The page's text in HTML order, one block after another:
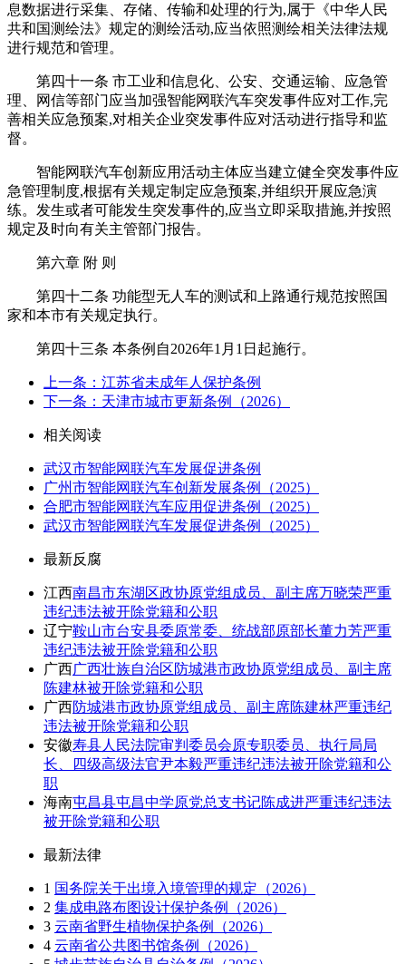
息数据进行采集、存储、传输和处理的行为,属于《中华人民
共和国测绘法》规定的测绘活动,应当依照测绘相关法律法规
进行规范和管理。
第四十一条 市工业和信息化、公安、交通运输、应急管
理、网信等部门应当加强智能网联汽车突发事件应对工作,完
善相关应急预案,对相关企业突发事件应对活动进行指导和监
督。
智能网联汽车创新应用活动主体应当建立健全突发事件应
急管理制度,根据有关规定制定应急预案,并组织开展应急演
练。发生或者可能发生突发事件的,应当立即采取措施,并按照
规定及时向有关主管部门报告。
第六章 附 则
第四十二条 功能型无人车的测试和上路通行规范按照国
家和本市有关规定执行。
第四十三条 本条例自2026年1月1日起施行。
上一条：江苏省未成年人保护条例
下一条：天津市城市更新条例（2026）
相关阅读
武汉市智能网联汽车发展促进条例
广州市智能网联汽车创新发展条例（2025）
合肥市智能网联汽车应用促进条例（2025）
武汉市智能网联汽车发展促进条例（2025）
最新反腐
江西南昌市东湖区政协原党组成员、副主席万晓荣严重
违纪违法被开除党籍和公职
辽宁鞍山市台安县委原常委、统战部原部长董力芳严重
违纪违法被开除党籍和公职
广西广西壮族自治区防城港市政协原党组成员、副主席
陈建林被开除党籍和公职
广西防城港市政协原党组成员、副主席陈建林严重违纪
违法被开除党籍和公职
安徽寿县人民法院审判委员会原专职委员、执行局局
长、四级高级法官尹本毅严重违纪违法被开除党籍和公
职
海南屯昌县屯昌中学原党总支书记陈成进严重违纪违法
被开除党籍和公职
最新法律
1 国务院关于出境入境管理的规定（2026）
2 集成电路布图设计保护条例（2026）
3 云南省野生植物保护条例（2026）
4 云南省公共图书馆条例（2026）